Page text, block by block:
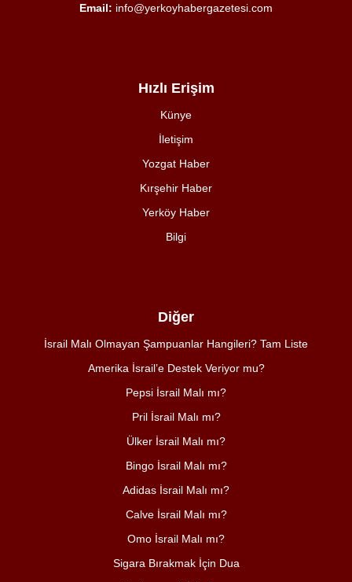
Email: info@yerkoyhabergazetesi.com
Hızlı Erişim
Künye
İletişim
Yozgat Haber
Kırşehir Haber
Yerköy Haber
Bilgi
Diğer
İsrail Malı Olmayan Şampuanlar Hangileri? Tam Liste
Amerika İsrail’e Destek Veriyor mu?
Pepsi İsrail Malı mı?
Pril İsrail Malı mı?
Ülker İsrail Malı mı?
Bingo İsrail Malı mı?
Adidas İsrail Malı mı?
Calve İsrail Malı mı?
Omo İsrail Malı mı?
Sigara Bırakmak İçin Dua